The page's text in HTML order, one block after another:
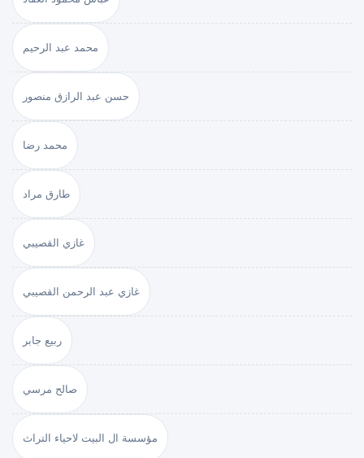
محمد عبد الرحيم
حسن عبد الرازق منصور
محمد رضا
طارق مراد
غازي القصيبي
غازي عبد الرحمن القصيبي
ربيع جابر
صالح مرسي
مؤسسة ال البيت لاحياء التراث